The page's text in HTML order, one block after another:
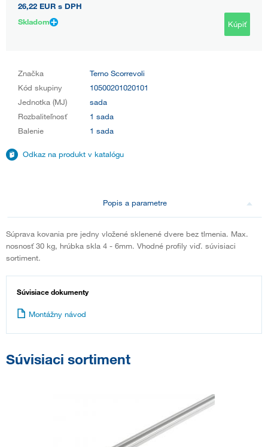
26,22 EUR s DPH
Skladom
Kúpiť
Značka
Terno Scorrevoli
Kód skupiny
10500201020101
Jednotka (MJ)
sada
Rozbaliteľnosť
1 sada
Balenie
1 sada
Odkaz na produkt v katalógu
Popis a parametre
Súprava kovania pre jedny vložené sklenené dvere bez tlmenia. Max.
nosnosť 30 kg, hrúbka skla 4 - 6mm. Vhodné profily viď. súvisiaci
sortiment.
Súvisiace dokumenty
Montážny návod
Súvisiaci sortiment